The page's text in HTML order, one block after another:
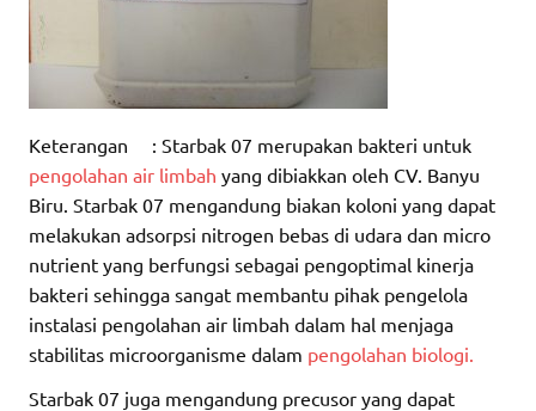
Keterangan : Starbak 07 merupakan bakteri untuk
pengolahan air limbah yang dibiakkan oleh CV. Banyu
Biru. Starbak 07 mengandung biakan koloni yang dapat
melakukan adsorpsi nitrogen bebas di udara dan micro
nutrient yang berfungsi sebagai pengoptimal kinerja
bakteri sehingga sangat membantu pihak pengelola
instalasi pengolahan air limbah dalam hal menjaga
stabilitas microorganisme dalam pengolahan biologi.
Starbak 07 juga mengandung precusor yang dapat